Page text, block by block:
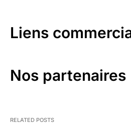
Liens
Nos partenaires
RELATED POSTS